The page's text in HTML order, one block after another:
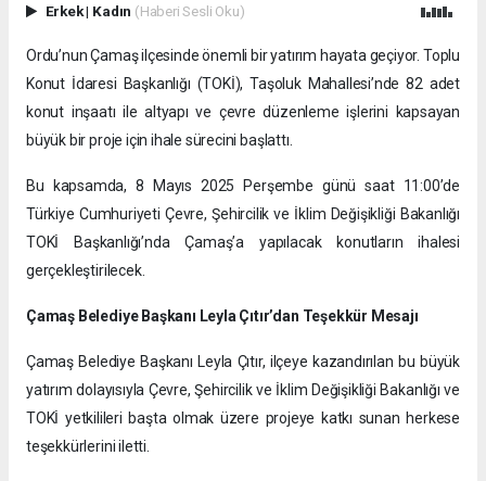
Erkek| Kadın (Haberi Sesli Oku)
Ordu’nun Çamaş ilçesinde önemli bir yatırım hayata geçiyor. Toplu
Konut İdaresi Başkanlığı (TOKİ), Taşoluk Mahallesi’nde 82 adet
konut inşaatı ile altyapı ve çevre düzenleme işlerini kapsayan
büyük bir proje için ihale sürecini başlattı.
Bu kapsamda, 8 Mayıs 2025 Perşembe günü saat 11:00’de
Türkiye Cumhuriyeti Çevre, Şehircilik ve İklim Değişikliği Bakanlığı
TOKİ Başkanlığı’nda Çamaş’a yapılacak konutların ihalesi
gerçekleştirilecek.
Çamaş Belediye Başkanı Leyla Çıtır’dan Teşekkür Mesajı
Çamaş Belediye Başkanı Leyla Çıtır, ilçeye kazandırılan bu büyük
yatırım dolayısıyla Çevre, Şehircilik ve İklim Değişikliği Bakanlığı ve
TOKİ yetkilileri başta olmak üzere projeye katkı sunan herkese
teşekkürlerini iletti.